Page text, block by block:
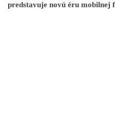
predstavuje novú éru mobilnej